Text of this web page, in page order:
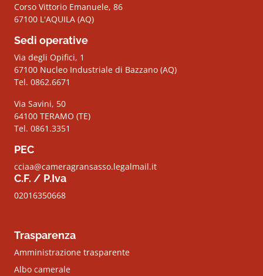
Corso Vittorio Emanuele, 86
67100 L'AQUILA (AQ)
Sedi operative
Via degli Opifici, 1
67100 Nucleo Industriale di Bazzano (AQ)
Tel. 0862.6671
Via Savini, 50
64100 TERAMO (TE)
Tel. 0861.3351
PEC
cciaa@cameragransasso.legalmail.it
C.F. / P.Iva
02016350668
Trasparenza
Amministrazione trasparente
Albo camerale